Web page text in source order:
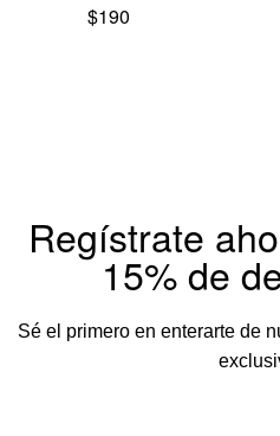
$190
Regístrate
15% de
Sé el primero en enterarte de